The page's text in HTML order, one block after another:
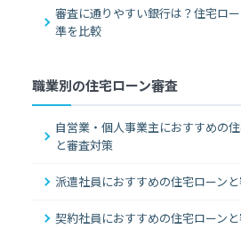
審査に通りやすい銀行は？住宅ロ
準を比較
職業別の住宅ローン審査
自営業・個人事業主におすすめの
と審査対策
派遣社員におすすめの住宅ローン
契約社員におすすめの住宅ローン